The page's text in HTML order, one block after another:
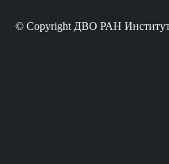
© Copyright ДВО РАН